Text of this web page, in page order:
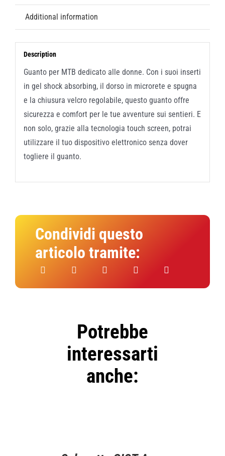
Additional information
Description
Guanto per MTB dedicato alle donne. Con i suoi inserti
in gel shock absorbing, il dorso in microrete e spugna
e la chiusura velcro regolabile, questo guanto offre
sicurezza e comfort per le tue avventure sui sentieri. E
non solo, grazie alla tecnologia touch screen, potrai
utilizzare il tuo dispositivo elettronico senza dover
togliere il guanto.
Condividi questo
articolo tramite:
Potrebbe
interessarti
anche: